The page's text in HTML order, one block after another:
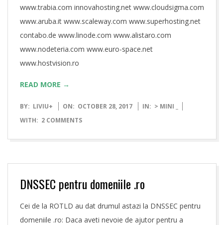
www.trabia.com innovahosting.net www.cloudsigma.com
www.aruba.it www.scaleway.com www.superhosting.net
contabo.de www.linode.com www.alistaro.com
www.nodeteria.com www.euro-space.net
www.hostvision.ro
READ MORE →
2017-
10-
BY: LIVIU+ ON: OCTOBER 28, 2017 IN: > MINI _
WITH: 2 COMMENTS
DNSSEC pentru domeniile .ro
Cei de la ROTLD au dat drumul astazi la DNSSEC pentru
domeniile .ro: Daca aveti nevoie de ajutor pentru a